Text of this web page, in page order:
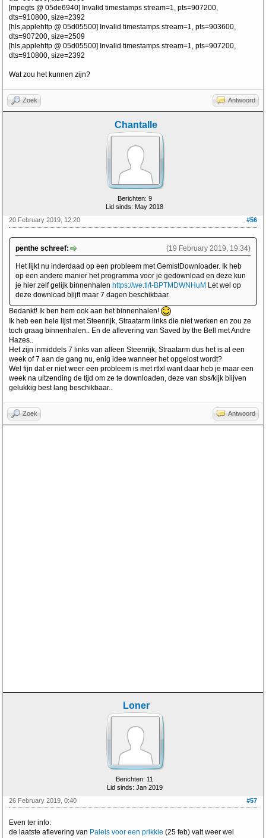
[mpegts @ 05de6940] Invalid timestamps stream=1, pts=907200,
dts=910800, size=2392
[hls,applehttp @ 05d05500] Invalid timestamps stream=1, pts=903600,
dts=907200, size=2509
[hls,applehttp @ 05d05500] Invalid timestamps stream=1, pts=907200,
dts=910800, size=2392
Wat zou het kunnen zijn?
Zoek Antwoord
Chantalle
Berichten: 9
Lid sinds: May 2018
#56
20 February 2019, 12:20
(19 February 2019, 19:34)
penthe schreef:
Het lijkt nu inderdaad op een probleem met GemistDownloader. Ik heb
op een andere manier het programma voor je gedownload en deze kun
je hier zelf gelijk binnenhalen https://we.tl/t-BPTMDWNHuM Let wel op
deze download blijft maar 7 dagen beschikbaar.
Bedankt! Ik ben hem ook aan het binnenhalen!
Ik heb een hele lijst met Steenrijk, Straatarm links die niet werken en zou ze
toch graag binnenhalen.. En de aflevering van Saved by the Bell met Andre
Hazes..
Het zijn inmiddels 7 links van alleen Steenrijk, Straatarm dus het is al een
week of 7 aan de gang nu, enig idee wanneer het opgelost wordt?
Wel fijn dat er niet weer een probleem is met rtlxl want daar heb je maar een
week na uitzending de tijd om ze te downloaden, deze van sbs/kijk blijven
gelukkig best lang beschikbaar..
Zoek Antwoord
Loner
Berichten: 11
Lid sinds: Jan 2019
#57
26 February 2019, 0:40
Even ter info:
de laatste aflevering van Paleis voor een prikkie (25 feb) valt weer wel